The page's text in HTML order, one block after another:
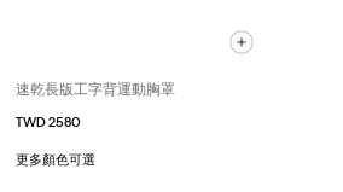
速乾長版工字背運動胸罩
TWD 2580
更多顏色可選